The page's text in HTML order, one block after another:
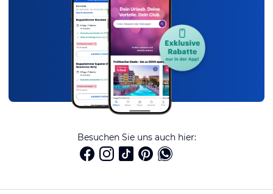
Besuchen Sie uns auch hier: